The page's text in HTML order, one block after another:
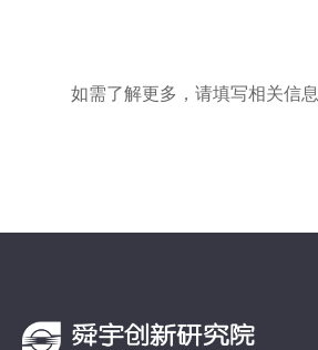
如需了解更多，请填写相关信息